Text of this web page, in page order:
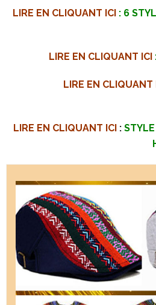
LIRE EN CLIQUANT ICI : 6
LIRE EN CLIQUANT ICI
LIRE EN CLIQUANT
LIRE EN CLIQUANT ICI :